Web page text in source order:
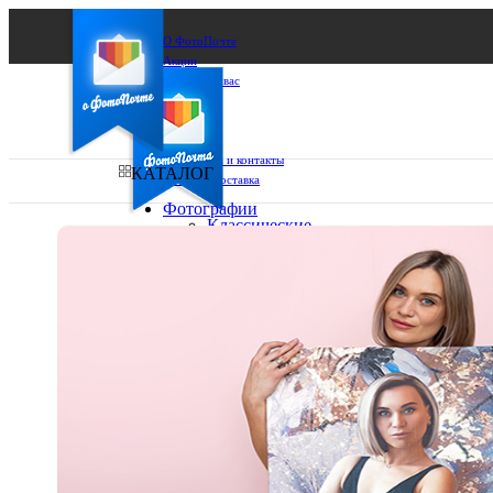
О ФотоПочте
Акции
Сделаем за вас
Бизнесу
FAQ
Франшиза
Поддержка и контакты
Оплата и доставка
КАТАЛОГ
Фотографии
Классические
15х20
20х20
20х30
30х30
30х40
А4